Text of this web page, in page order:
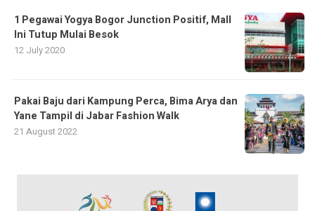
1 Pegawai Yogya Bogor Junction Positif, Mall
Ini Tutup Mulai Besok
12 July 2020
Pakai Baju dari Kampung Perca, Bima Arya dan
Yane Tampil di Jabar Fashion Walk
21 August 2022